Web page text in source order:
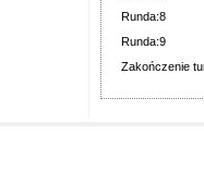
Runda:8
Runda:9
Zakończenie